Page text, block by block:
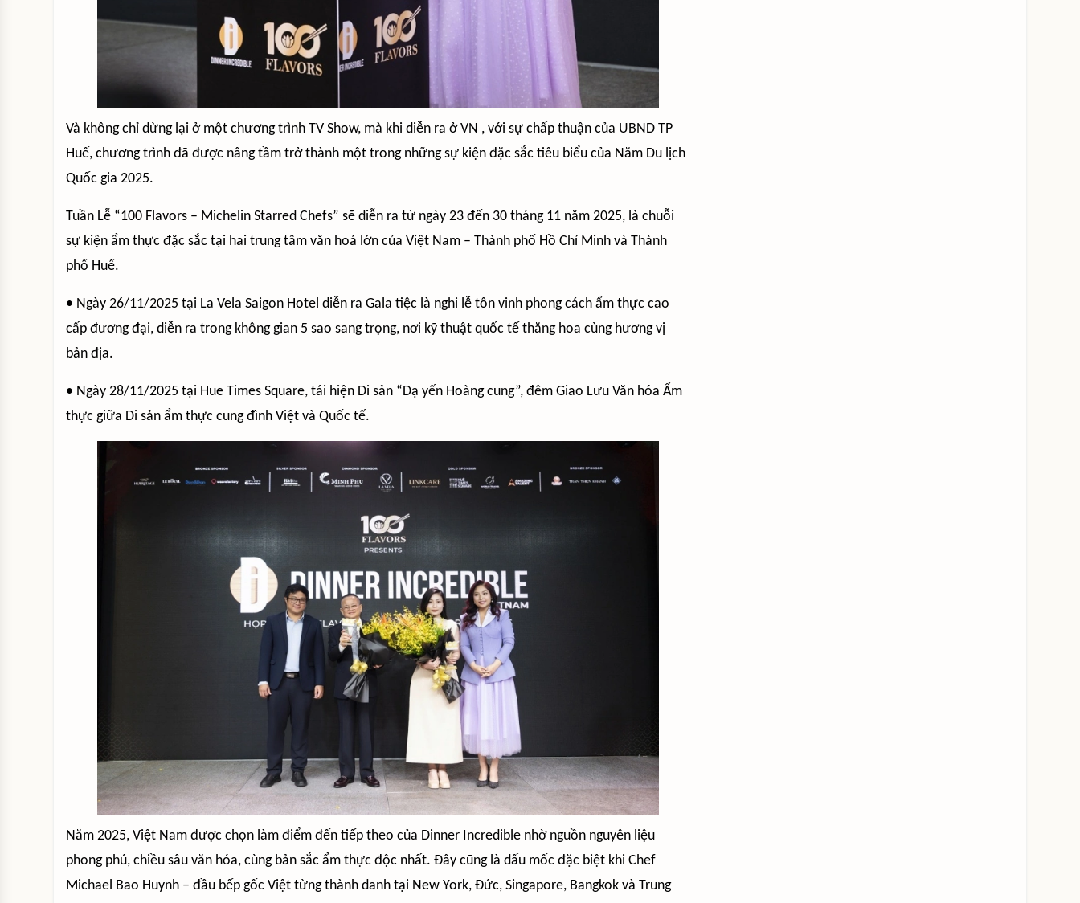
Và không chỉ dừng lại ở một chương trình TV Show, mà khi diễn ra ở VN , với sự chấp thuận của UBND TP
Huế, chương trình đã được nâng tầm trở thành một trong những sự kiện đặc sắc tiêu biểu của Năm Du lịch
Quốc gia 2025.
Tuần Lễ “100 Flavors – Michelin Starred Chefs” sẽ diễn ra từ ngày 23 đến 30 tháng 11 năm 2025, là chuỗi
sự kiện ẩm thực đặc sắc tại hai trung tâm văn hoá lớn của Việt Nam – Thành phố Hồ Chí Minh và Thành
phố Huế.
• Ngày 26/11/2025 tại La Vela Saigon Hotel diễn ra Gala tiệc là nghi lễ tôn vinh phong cách ẩm thực cao
cấp đương đại, diễn ra trong không gian 5 sao sang trọng, nơi kỹ thuật quốc tế thăng hoa cùng hương vị
bản địa.
• Ngày 28/11/2025 tại Hue Times Square, tái hiện Di sản “Dạ yến Hoàng cung”, đêm Giao Lưu Văn hóa Ẩm
thực giữa Di sản ẩm thực cung đình Việt và Quốc tế.
Năm 2025, Việt Nam được chọn làm điểm đến tiếp theo của Dinner Incredible nhờ nguồn nguyên liệu
phong phú, chiều sâu văn hóa, cùng bản sắc ẩm thực độc nhất. Đây cũng là dấu mốc đặc biệt khi Chef
Michael Bao Huynh – đầu bếp gốc Việt từng thành danh tại New York, Đức, Singapore, Bangkok và Trung